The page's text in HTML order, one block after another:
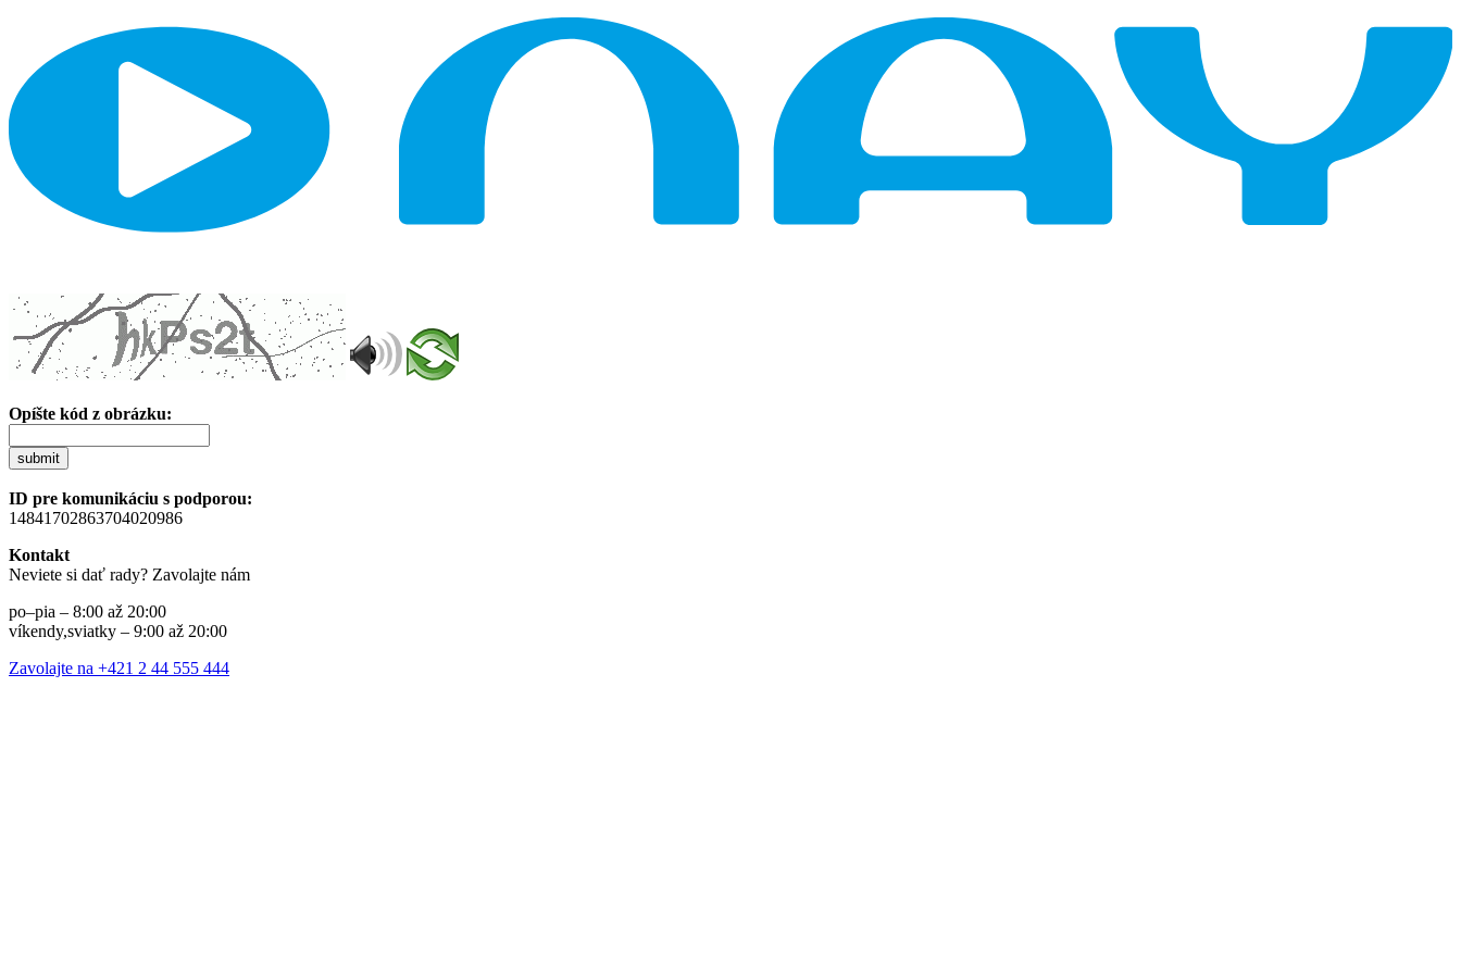
Opíšte kód z obrázku:
submit
ID pre komunikáciu s podporou:
14841702863704020986
Kontakt
Neviete si dať rady? Zavolajte nám
po–pia – 8:00 až 20:00
víkendy,sviatky – 9:00 až 20:00
Zavolajte na +421 2 44 555 444